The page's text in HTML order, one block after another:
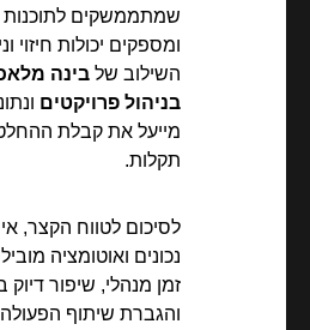
ומספקים יכולות חיזוי
השילוב של בינה
בניהול פרויקטים
מייעל את קבלת
תקלות.
לסיכום לטווח הקצר,
נכונים ואוטומציה
זמן מנהלי, שיפור דיוק
והגברת שיתוף הפעולה